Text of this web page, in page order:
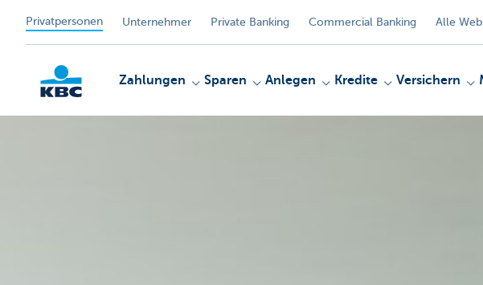
Privatpersonen Unternehmer Private Banking Commercial Banking Alle
Zahlungen Sparen Anlegen Kredite Versichern